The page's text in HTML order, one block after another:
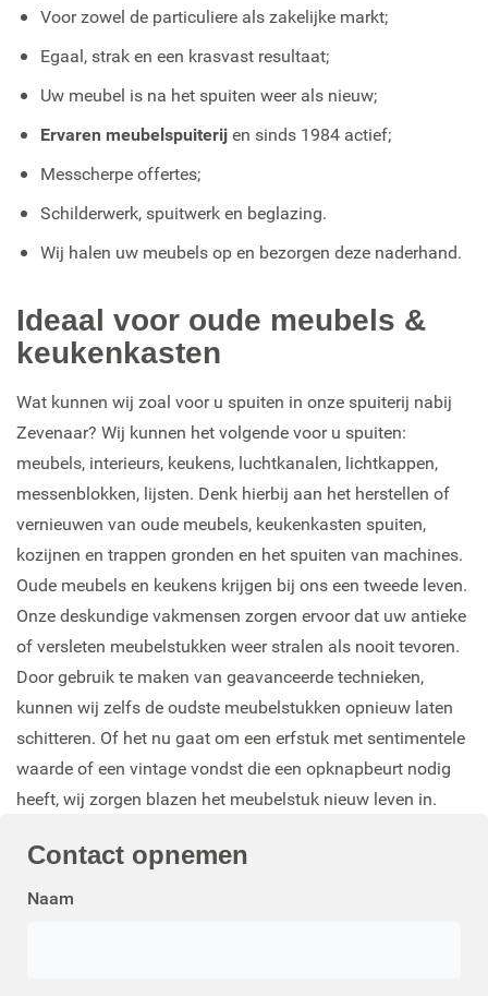
Voor zowel de particuliere als zakelijke markt;
Egaal, strak en een krasvast resultaat;
Uw meubel is na het spuiten weer als nieuw;
Ervaren meubelspuiterijen sinds 1984 actief;
Messcherpe offertes;
Schilderwerk, spuitwerk en beglazing.
Wij halen uw meubels op en bezorgen deze naderhand.
Ideaal voor oude meubels &
keukenkasten
Wat kunnen wij zoal voor u spuiten in onze spuiterij nabij
Zevenaar? Wij kunnen het volgende voor u spuiten:
meubels, interieurs, keukens, luchtkanalen, lichtkappen,
messenblokken, lijsten. Denk hierbij aan het herstellen of
vernieuwen van oude meubels, keukenkasten spuiten,
kozijnen en trappen gronden en het spuiten van machines.
Oude meubels en keukens krijgen bij ons een tweede leven.
Onze deskundige vakmensen zorgen ervoor dat uw antieke
of versleten meubelstukken weer stralen als nooit tevoren.
Door gebruik te maken van geavanceerde technieken,
kunnen wij zelfs de oudste meubelstukken opnieuw laten
schitteren. Of het nu gaat om een erfstuk met sentimentele
waarde of een vintage vondst die een opknapbeurt nodig
heeft, wij zorgen blazen het meubelstuk nieuw leven in.
Contact opnemen
Naam